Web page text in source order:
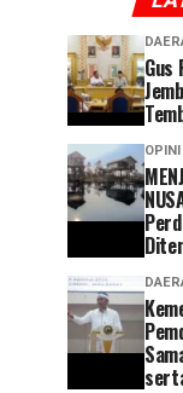
Gus
OPINI